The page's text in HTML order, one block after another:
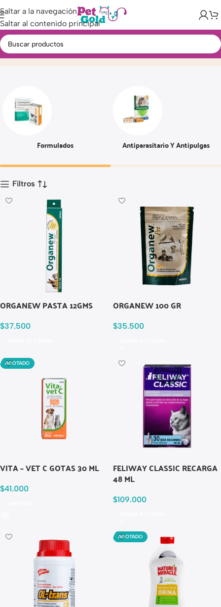
Saltar a la navegación
Saltar al contenido principal
FarmaciaInicio Producto Página 16
Formulados Antiparasitario Y Antipulgas
Filtros
ORGANEW PASTA 12GMS
$37.500
ORGANEW 100 GR
$35.500
AGOTADO
VITA – VET C GOTAS 30 ML
$41.000
FELIWAY CLASSIC RECARGA
48 ML
$109.000
AGOTADO